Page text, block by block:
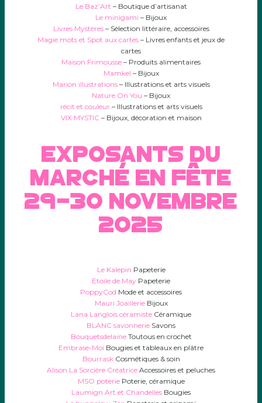
Le Baz’Art – Boutique d’artisanat
Le minigami – Bijoux
Livres Mystères– Sélection littéraire, accessoires
Magie mots et Spot aux cartes – Livres enfants et jeux de
cartes
Maison Frimousse – Produits alimentaires
Mamkel – Bijoux
Marion illustrations– Illustrations et arts visuels
Nature On You – Bijoux
récit et couleur– Illustrations et arts visuels
VIX MYSTIC– Bijoux, décoration et maison
exposants du
marché en fête
29-30 novembre
2025
Le Kalepin Papeterie
Etoile de May Papeterie
PoppyCod Mode et accessoires
Mauri JoaillerieBijoux
Lana Langlois céramiste Céramique
BLANC savonnerie Savons
BouquetsdelaineToutous en crochet
Embrase-Moi Bougies et tableaux en plâtre
BourraskCosmétiques & soin
Alison La Sorcière Créatrice Accessoires et peluches
MSO poteriePoterie, céramique
Laumign Art et Chandelles Bougies